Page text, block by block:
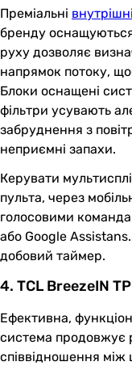
Преміальні
бренду
руху дозволяє
напрямок потоку,
Блоки оснащені
фільтри усувають
забруднення з
неприємні запахи.
Керувати
пульта, через
голосовими
або Google
добовий таймер.
4. TCL BreezeIN
Ефективна,
система продовжує
співвідношення між